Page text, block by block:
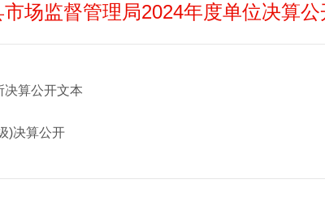
场监督管理局2024年度单位决算公
决算公开文本
)决算公开